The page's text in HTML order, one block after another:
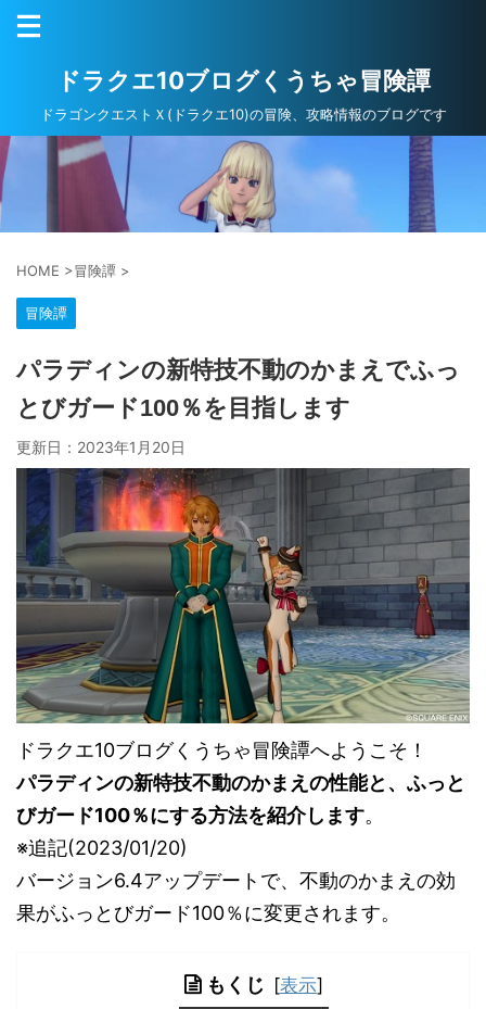
ドラクエ10ブログくうちゃ冒険譚
ドラゴンクエストＸ(ドラクエ10)の冒険、攻略情報のブログです
HOME >冒険譚 >
冒険譚
パラディンの新特技不動のかまえでふっ
とびガード100％を目指します
更新日： 2023年1月20日
ドラクエ10ブログくうちゃ冒険譚へようこそ！
パラディンの新特技不動のかまえの性能と、ふっと
びガード100％にする方法を紹介します。
※追記(2023/01/20)
バージョン6.4アップデートで、不動のかまえの効
果がふっとびガード100％に変更されます。
もくじ [表示]